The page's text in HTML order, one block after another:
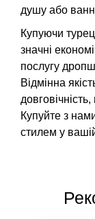
душу або
Купуючи
значні
послугу
Відмінна
Купуйте з
стилем у